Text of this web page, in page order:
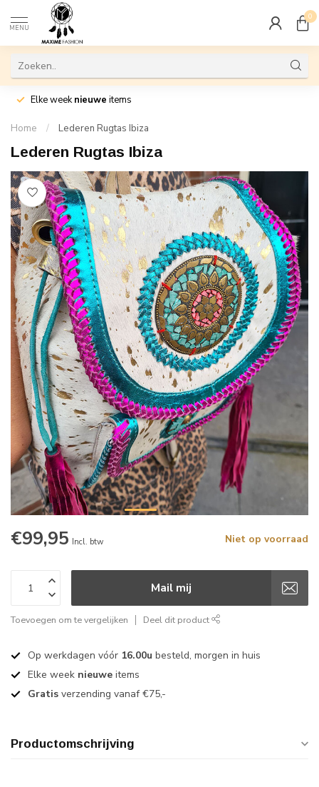
MENU
0
Elke weeknieuwe items
Home / Lederen Rugtas Ibiza
Lederen Rugtas Ibiza
€99,95 Incl. btw Niet op voorraad
Mail mij
Toevoegen om te vergelijken Deel dit product
Op werkdagen vóór 16.00u besteld, morgen in huis
Elke week nieuwe items
Gratis verzending vanaf €75,-
Productomschrijving